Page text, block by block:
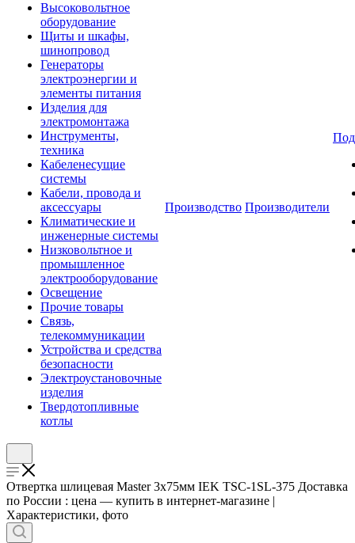
Высоковольтное
оборудование
Щиты и шкафы,
шинопровод
Генераторы
электроэнергии и
элементы питания
Изделия для
электромонтажа
Инструменты,
техника
Кабеленесущие
системы
Кабели, провода и
аксессуары
Климатические и
инженерные системы
Низковольтное и
промышленное
электрооборудование
Освещение
Прочие товары
Связь,
телекоммуникации
Устройства и средства
безопасности
Электроустановочные
изделия
Твердотопливные
котлы
Производство Производители
Отвертка шлицевая Master 3х75мм IEK TSC-1SL-375 Доставка
по России : цена — купить в интернет-магазине |
Характеристики, фото